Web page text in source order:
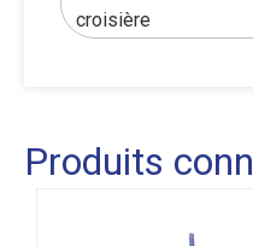
croisière
Produits